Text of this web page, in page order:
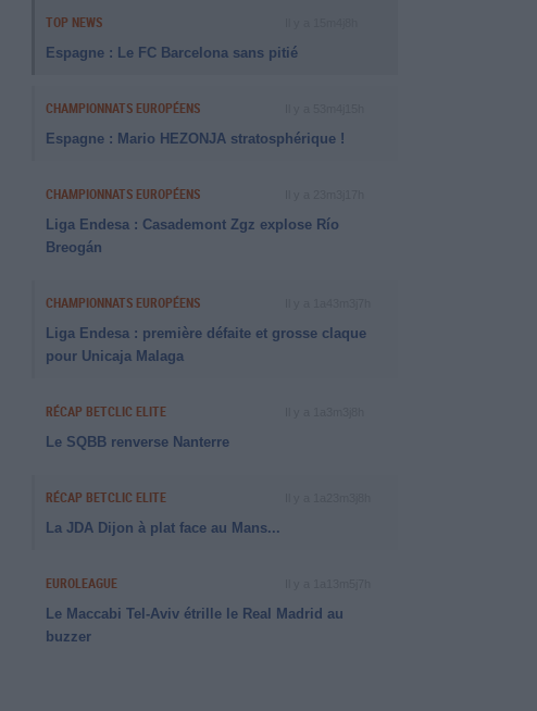
TOP NEWS
Espagne : Le FC Barcelona sans pitié
CHAMPIONNATS EUROPÉENS
Espagne : Mario HEZONJA stratosphérique !
CHAMPIONNATS EUROPÉENS
Liga Endesa : Casademont Zgz explose Río
Breogán
CHAMPIONNATS EUROPÉENS
Liga Endesa : première défaite et grosse claque
pour Unicaja Malaga
RÉCAP BETCLIC ELITE
Le SQBB renverse Nanterre
RÉCAP BETCLIC ELITE
La JDA Dijon à plat face au Mans...
EUROLEAGUE
Le Maccabi Tel-Aviv étrille le Real Madrid au
buzzer